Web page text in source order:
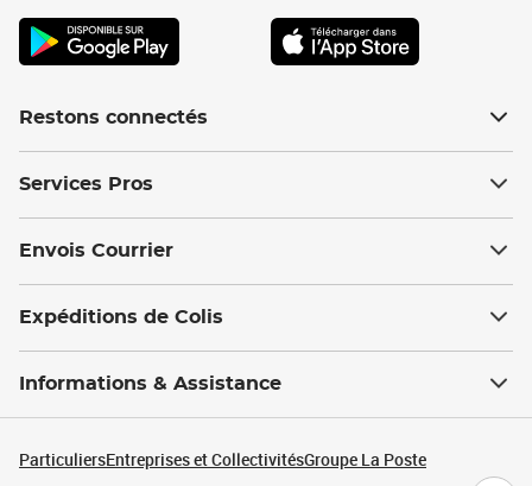
Restons connectés
Services Pros
Envois Courrier
Expéditions de Colis
Informations & Assistance
ParticuliersEntreprises et CollectivitésGroupe La Poste